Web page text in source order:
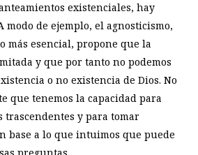
existenciales, hay
modo de ejemplo, el agnosticismo,
más esencial, propone que la
y que por tanto no podemos
o no existencia de Dios. No
que tenemos la capacidad para
trascendentes y para tomar
base a lo que intuimos que puede